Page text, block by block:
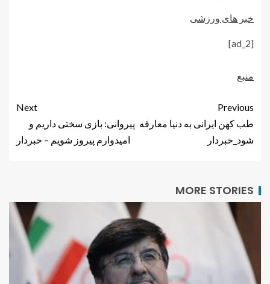
خبر های ورزشی
[ad_2]
منبع
Previous
طب کهن ایرانی به دنیا معارفه
شود_خبردار
Next
پیروانی: بازی سختی داریم و
امیدوارم پیروز شویم – خبردار
MORE STORIES